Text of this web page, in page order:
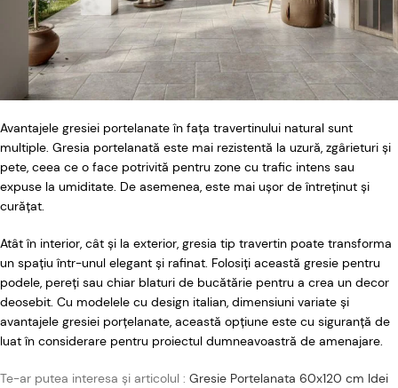
Avantajele gresiei portelanate în fața travertinului natural sunt
multiple. Gresia portelanată este mai rezistentă la uzură, zgârieturi și
pete, ceea ce o face potrivită pentru zone cu trafic intens sau
expuse la umiditate. De asemenea, este mai ușor de întreținut și
curățat.
Atât în interior, cât și la exterior, gresia tip travertin poate transforma
un spațiu într-unul elegant și rafinat. Folosiți această gresie pentru
podele, pereți sau chiar blaturi de bucătărie pentru a crea un decor
deosebit. Cu modelele cu design italian, dimensiuni variate și
avantajele gresiei porțelanate, această opțiune este cu siguranță de
luat în considerare pentru proiectul dumneavoastră de amenajare.
Te-ar putea interesa și articolul : Gresie Portelanata 60x120 cm Idei